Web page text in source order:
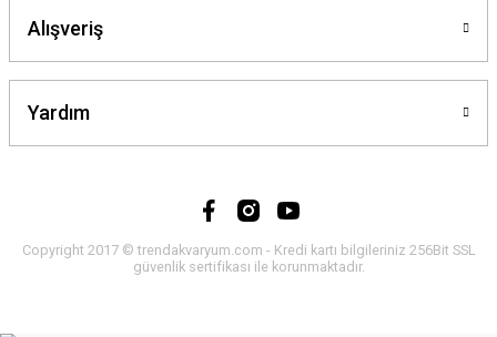
Alışveriş
Yardım
Copyright 2017 © trendakvaryum.com - Kredi kartı bilgileriniz 256Bit SSL
güvenlik sertifikası ile korunmaktadır.